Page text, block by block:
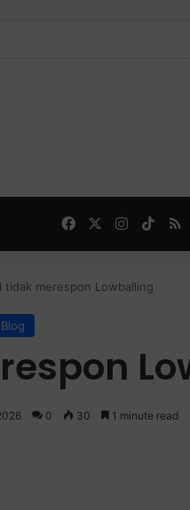
Facebook Instagram
tidak merespon Lowballing
Blog
0 30 1 minute read